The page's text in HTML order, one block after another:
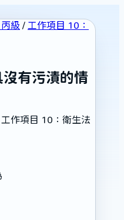
級 / 工作項目 10：
有污漬的情
工作項目 10：衛生法